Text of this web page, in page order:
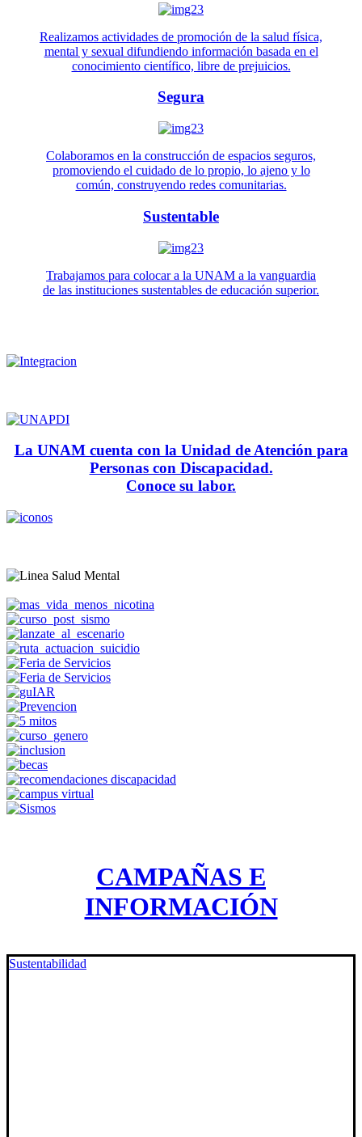
Realizamos actividades de promoción de la salud física,
mental y sexual difundiendo información basada en el
conocimiento científico, libre de prejuicios.
Segura
Colaboramos en la construcción de espacios seguros,
promoviendo el cuidado de lo propio, lo ajeno y lo
común, construyendo redes comunitarias.
Sustentable
Trabajamos para colocar a la UNAM a la vanguardia
de las instituciones sustentables de educación superior.
La UNAM cuenta con la Unidad de Atención para
Personas con Discapacidad.
Conoce su labor.
CAMPAÑAS E
INFORMACIÓN
Sustentabilidad